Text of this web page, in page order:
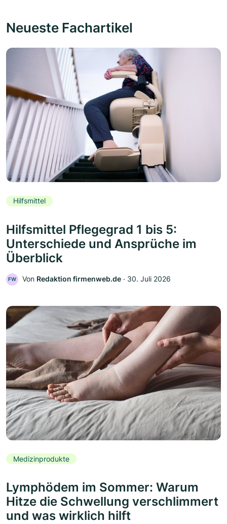
Neueste Fachartikel
Hilfsmittel
Hilfsmittel Pflegegrad 1 bis 5:
Unterschiede und Ansprüche im
Überblick
FW Von Redaktion firmenweb.de ‧ 30. Juli 2026
Medizinprodukte
Lymphödem im Sommer: Warum
Hitze die Schwellung verschlimmert
und was wirklich hilft